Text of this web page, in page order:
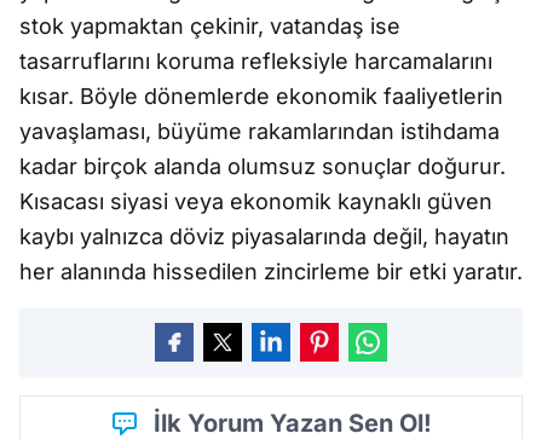
stok yapmaktan çekinir, vatandaş ise
tasarruflarını koruma refleksiyle harcamalarını
kısar. Böyle dönemlerde ekonomik faaliyetlerin
yavaşlaması, büyüme rakamlarından istihdama
kadar birçok alanda olumsuz sonuçlar doğurur.
Kısacası siyasi veya ekonomik kaynaklı güven
kaybı yalnızca döviz piyasalarında değil, hayatın
her alanında hissedilen zincirleme bir etki yaratır.
İlk Yorum Yazan Sen Ol!